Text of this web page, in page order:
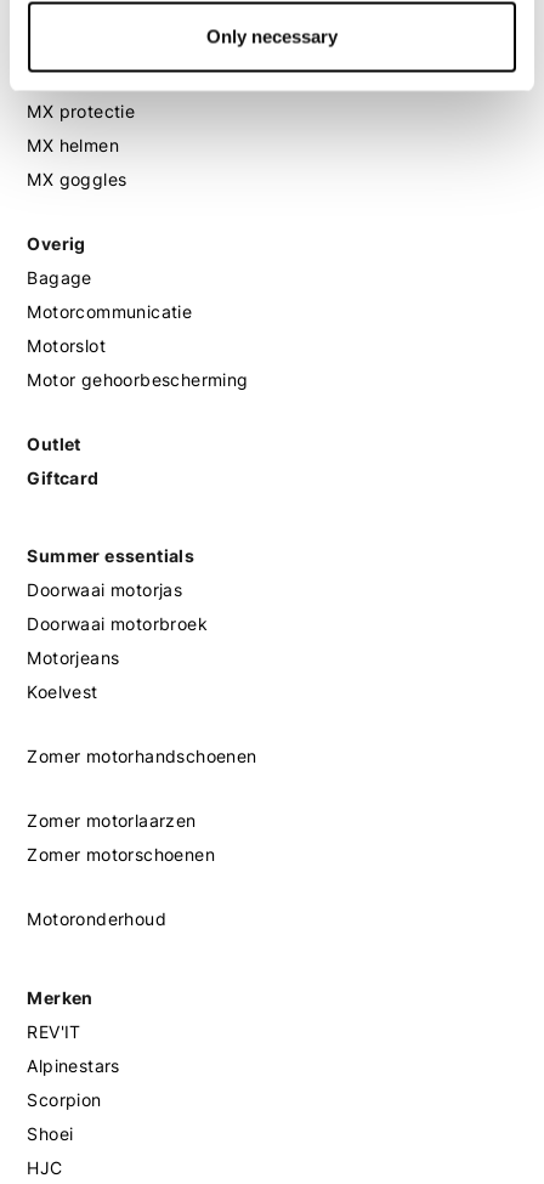
Only necessary
MX laarzen
MX protectie
MX helmen
MX goggles
Overig
Bagage
Motorcommunicatie
Motorslot
Motor gehoorbescherming
Outlet
Giftcard
Summer essentials
Doorwaai motorjas
Doorwaai motorbroek
Motorjeans
Koelvest
Zomer motorhandschoenen
Zomer motorlaarzen
Zomer motorschoenen
Motoronderhoud
Merken
REV'IT
Alpinestars
Scorpion
Shoei
HJC